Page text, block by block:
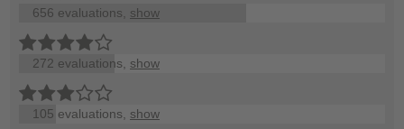
656 evaluations, show
272 evaluations, show
105 evaluations, show